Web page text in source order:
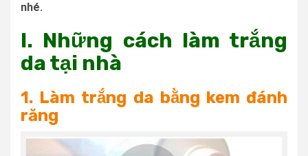
nhé.
I. Những cách làm trắng
da tại nhà
1. Làm trắng da bằng kem đánh
răng